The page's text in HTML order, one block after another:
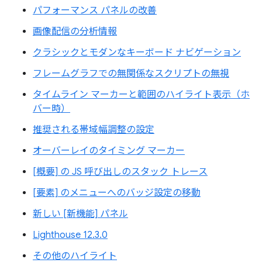
パフォーマンス パネルの改善
画像配信の分析情報
クラシックとモダンなキーボード ナビゲーション
フレームグラフでの無関係なスクリプトの無視
タイムライン マーカーと範囲のハイライト表示（ホ
バー時）
推奨される帯域幅調整の設定
オーバーレイのタイミング マーカー
[概要] の JS 呼び出しのスタック トレース
[要素] のメニューへのバッジ設定の移動
新しい [新機能] パネル
Lighthouse 12.3.0
その他のハイライト